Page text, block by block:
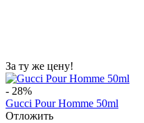
За ту же цену!
- 28%
Gucci Pour Homme 50ml
Отложить